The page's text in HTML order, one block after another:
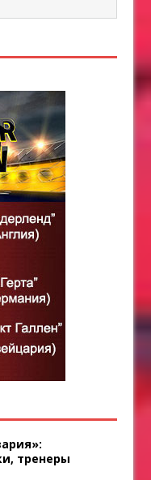
тренеры